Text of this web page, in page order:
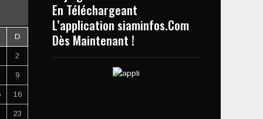
D
2
9
16
23
En Téléchargeant
L’application siaminfos.Com
Dès Maintenant !